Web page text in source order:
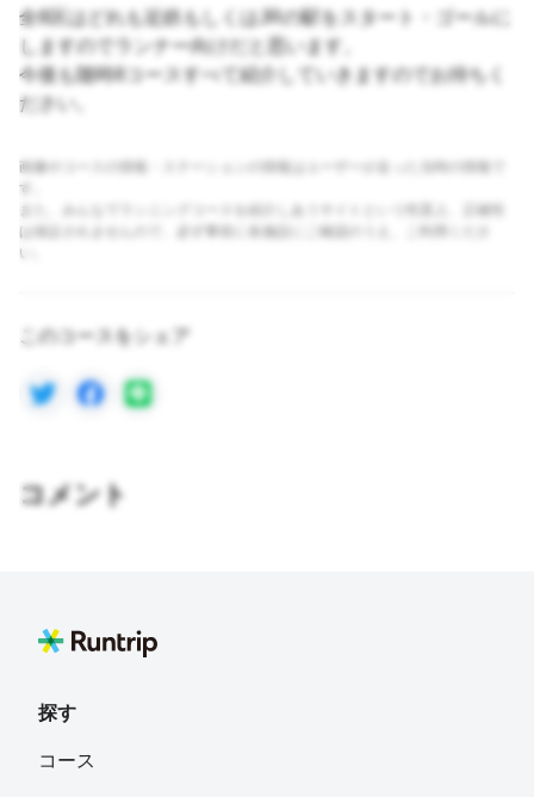
全8区はどれも近鉄もしくはJRの駅をスタート・ゴールに
しますのでランナー向けだと思います。
今後も随時8コースすべて紹介していきますのでお待ちく
ださい。
画像やコースの情報・ステーションの情報はユーザーが走った当時の情報で
す。
また、みんなでランニングコースを紹介しあうサイトという性質上、正確性
は保証されませんので、必ず事前に各施設にご確認のうえ、ご利用くださ
い。
このコースをシェア
コメント
探す
コース